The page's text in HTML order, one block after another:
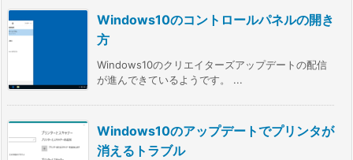
Windows10のコントロールパネルの開き
方
Windows10のクリエイターズアップデートの配信
が進んできているようです。 ...
Windows10のアップデートでプリンタが
消えるトラブル